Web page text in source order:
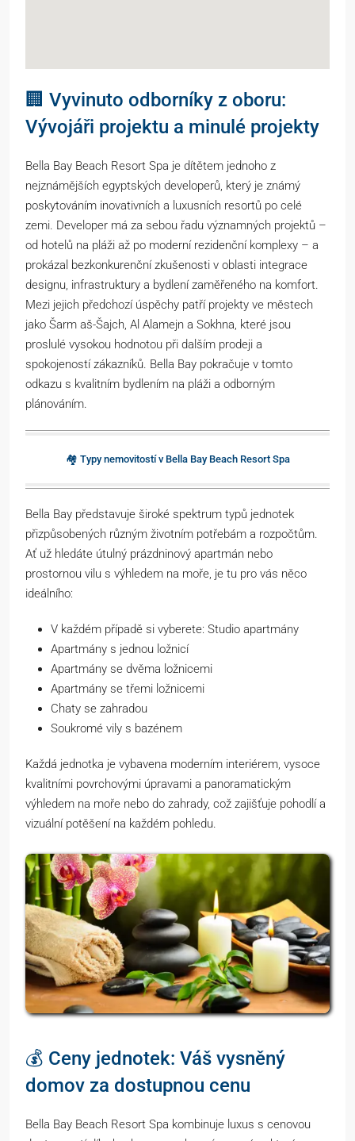
🏢 Vyvinuto odborníky z oboru:
Vývojáři projektu a minulé projekty
Bella Bay Beach Resort Spa je dítětem jednoho z
nejznámějších egyptských developerů, který je známý
poskytováním inovativních a luxusních resortů po celé
zemi. Developer má za sebou řadu významných projektů –
od hotelů na pláži až po moderní rezidenční komplexy – a
prokázal bezkonkurenční zkušenosti v oblasti integrace
designu, infrastruktury a bydlení zaměřeného na komfort.
Mezi jejich předchozí úspěchy patří projekty ve městech
jako Šarm aš-Šajch, Al Alamejn a Sokhna, které jsou
proslulé vysokou hodnotou při dalším prodeji a
spokojeností zákazníků. Bella Bay pokračuje v tomto
odkazu s kvalitním bydlením na pláži a odborným
plánováním.
🏘️ Typy nemovitostí v Bella Bay Beach Resort Spa
Bella Bay představuje široké spektrum typů jednotek
přizpůsobených různým životním potřebám a rozpočtům.
Ať už hledáte útulný prázdninový apartmán nebo
prostornou vilu s výhledem na moře, je tu pro vás něco
ideálního:
V každém případě si vyberete: Studio apartmány
Apartmány s jednou ložnicí
Apartmány se dvěma ložnicemi
Apartmány se třemi ložnicemi
Chaty se zahradou
Soukromé vily s bazénem
Každá jednotka je vybavena moderním interiérem, vysoce
kvalitními povrchovými úpravami a panoramatickým
výhledem na moře nebo do zahrady, což zajišťuje pohodlí a
vizuální potěšení na každém pohledu.
💰 Ceny jednotek: Váš vysněný
domov za dostupnou cenu
Bella Bay Beach Resort Spa kombinuje luxus s cenovou